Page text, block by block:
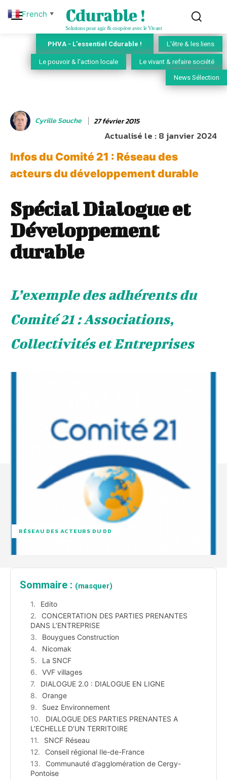
Cdurable !
Solutions pour agir & coopérer avec le Vivant
PHVA - L'essentiel Cdurable ! L'être & les liens
Le pouvoir & l'action locale Le vivant & refaire société
News Sélection
Cyrille Souche 27 février 2015
Actualisé le :8 janvier 2024
Infos du Comité 21 : Réseau des
acteurs du développement durable
Spécial Dialogue et
Développement
durable
L’exemple des adhérents du
Comité 21 : Associations,
Collectivités et Entreprises
RÉSEAU DES ACTEURS DU DD
Sommaire : (masquer)
Edito
CONCERTATION DES PARTIES PRENANTES
DANS L’ENTREPRISE
Bouygues Construction
Nicomak
La SNCF
VVF villages
DIALOGUE 2.0 : DIALOGUE EN LIGNE
Orange
Suez Environnement
DIALOGUE DES PARTIES PRENANTES A
L’ECHELLE D’UN TERRITOIRE
SNCF Réseau
Conseil régional Ile-de-France
Communauté d’agglomération de Cergy-
Pontoise
French ▼